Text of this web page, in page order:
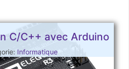
C/C++ avec Arduino
Informatique